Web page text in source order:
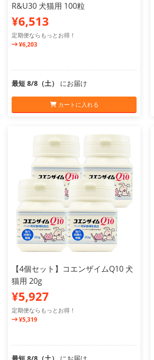
R&U30 犬猫用 100粒
¥6,513
定期便ならもっとお得！
¥6,203
最短 8/8（土） にお届け
カートに入れる
【4個セット】コエンザイムQ10 犬
猫用 20g
¥5,927
定期便ならもっとお得！
¥5,319